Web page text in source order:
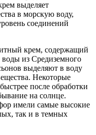
выделяет
в морскую воду,
соединений
крем, содержащий
воды из Средиземного
выделяют в воду
Некоторые
после обработки
на солнце.
имели самые высокие
так и в темных